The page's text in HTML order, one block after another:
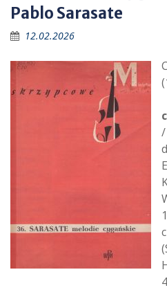
Pablo Sarasate
12.02.2026